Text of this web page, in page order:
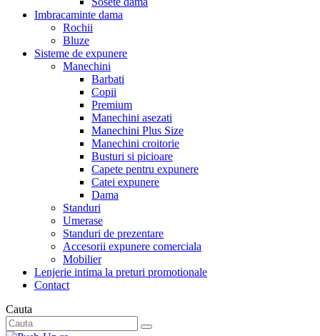
Imbracaminte dama
Rochii
Bluze
Sisteme de expunere
Manechini
Barbati
Copii
Premium
Manechini asezati
Manechini Plus Size
Manechini croitorie
Busturi si picioare
Capete pentru expunere
Catei expunere
Dama
Standuri
Umerase
Standuri de prezentare
Accesorii expunere comerciala
Mobilier
Lenjerie intima la preturi promotionale
Contact
Cauta